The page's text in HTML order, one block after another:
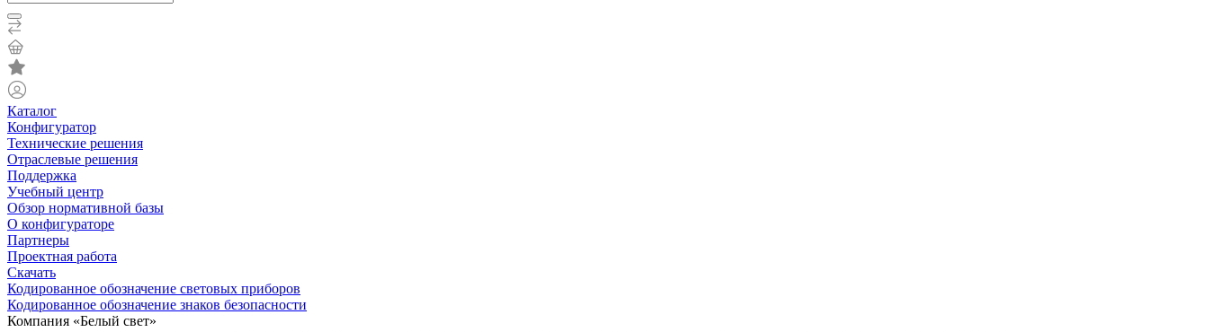
Каталог
Конфигуратор
Технические решения
Отраслевые решения
Поддержка
Учебный центр
Обзор нормативной базы
О конфигураторе
Партнеры
Проектная работа
Скачать
Кодированное обозначение световых приборов
Кодированное обозначение знаков безопасности
Компания «Белый свет»